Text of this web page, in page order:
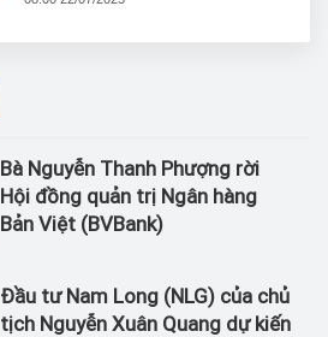
Bà Nguyễn Thanh Phượng rời
Hội đồng quản trị Ngân hàng
Bản Việt (BVBank)
Đầu tư Nam Long (NLG) của chủ
tịch Nguyễn Xuân Quang dự kiến